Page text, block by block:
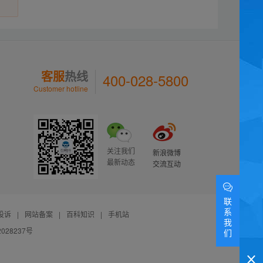
客服热线
Customer hotline 400-028-5800
关注我们
最新动态
新浪微博
交流互动
诉 | 网站备案 | 百科知识 |
手机站
号
联
系
我
们